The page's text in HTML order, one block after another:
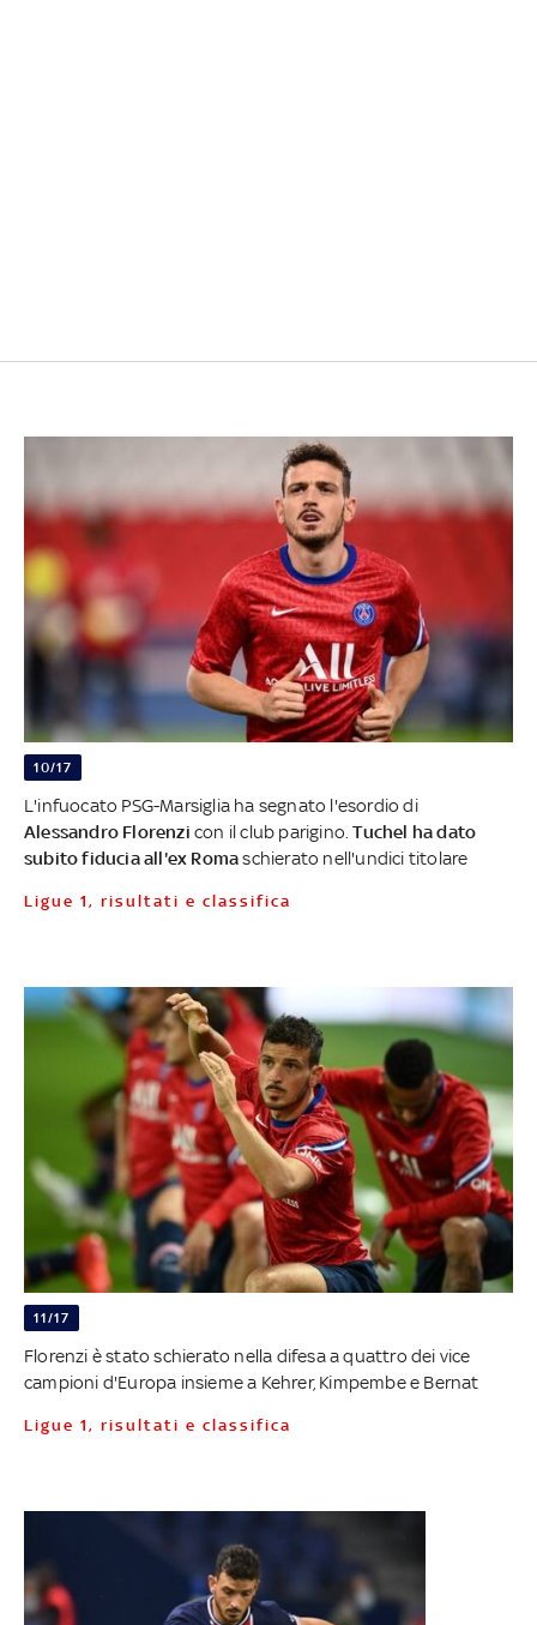
10/17
L'infuocato PSG-Marsiglia ha segnato l'esordio di
Alessandro Florenzi con il club parigino.Tuchel ha dato
subito fiducia all'ex Romaschierato nell'undici titolare
Ligue 1, risultati e classifica
11/17
Florenzi è stato schierato nella difesa a quattro dei vice
campioni d'Europa insieme a Kehrer, Kimpembe e Bernat
Ligue 1, risultati e classifica